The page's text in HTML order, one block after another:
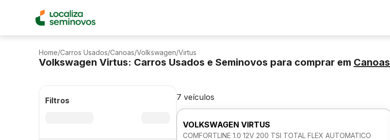
Home/Carros Usados/Canoas/Volkswagen/Virtus
Volkswagen Virtus: Carros Usados e Seminovos para comprar em Canoas
Filtros 7 veículos
VOLKSWAGEN VIRTUS
COMFORTLINE 1.0 12V 200 TSI TOTAL FLEX AUTOMATICO